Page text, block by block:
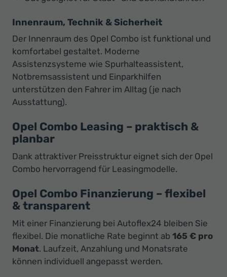
Innenraum, Technik & Sicherheit
Der Innenraum des Opel Combo ist funktional und
komfortabel gestaltet. Moderne
Assistenzsysteme wie Spurhalteassistent,
Notbremsassistent und Einparkhilfen
unterstützen den Fahrer im Alltag (je nach
Ausstattung).
Opel Combo Leasing – praktisch &
planbar
Dank attraktiver Preisstruktur eignet sich der Opel
Combo hervorragend für Leasingmodelle.
Opel Combo Finanzierung – flexibel
& transparent
Mit einer Finanzierung bei Autoflex24 bleiben Sie
flexibel. Die monatliche Rate beginnt ab 165 € pro
Monat. Laufzeit, Anzahlung und Monatsrate
können individuell angepasst werden.